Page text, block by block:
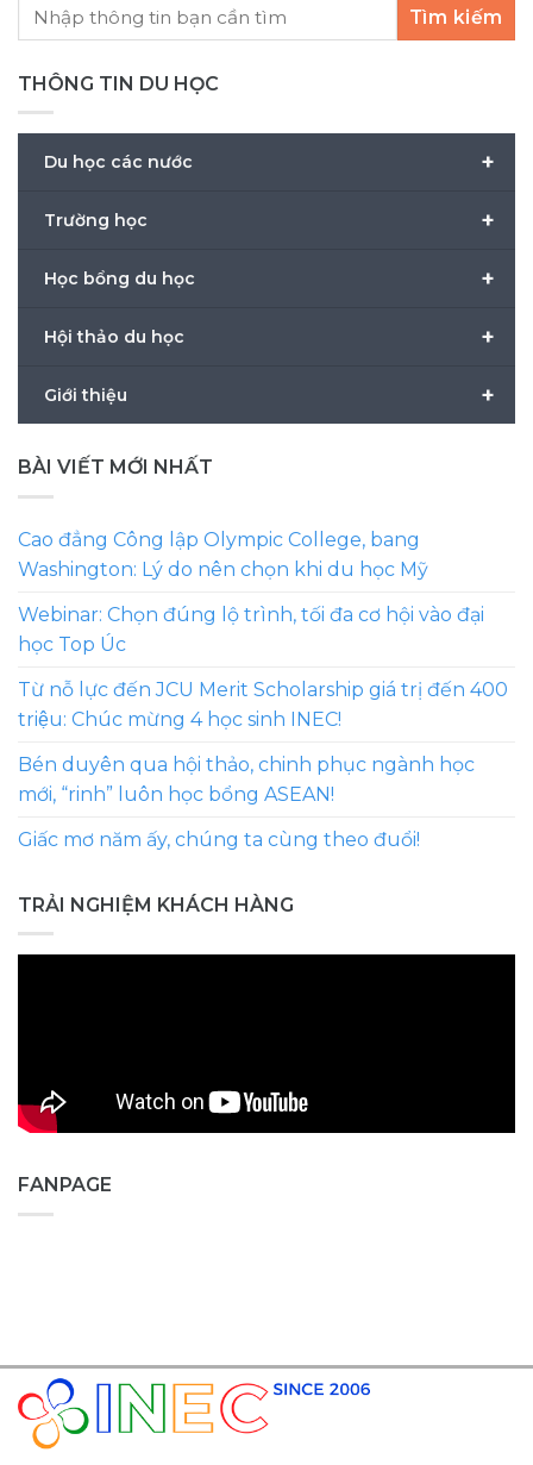
Tìm kiếm
THÔNG TIN DU HỌC
+
Du học các nước
+
Trường học
+
Học bổng du học
+
Hội thảo du học
+
Giới thiệu
BÀI VIẾT MỚI NHẤT
Cao đẳng Công lập Olympic College, bang
Washington: Lý do nên chọn khi du học Mỹ
Webinar: Chọn đúng lộ trình, tối đa cơ hội vào đại
học Top Úc
Từ nỗ lực đến JCU Merit Scholarship giá trị đến 400
triệu: Chúc mừng 4 học sinh INEC!
Bén duyên qua hội thảo, chinh phục ngành học
mới, “rinh” luôn học bổng ASEAN!
Giấc mơ năm ấy, chúng ta cùng theo đuổi!
TRẢI NGHIỆM KHÁCH HÀNG
FANPAGE